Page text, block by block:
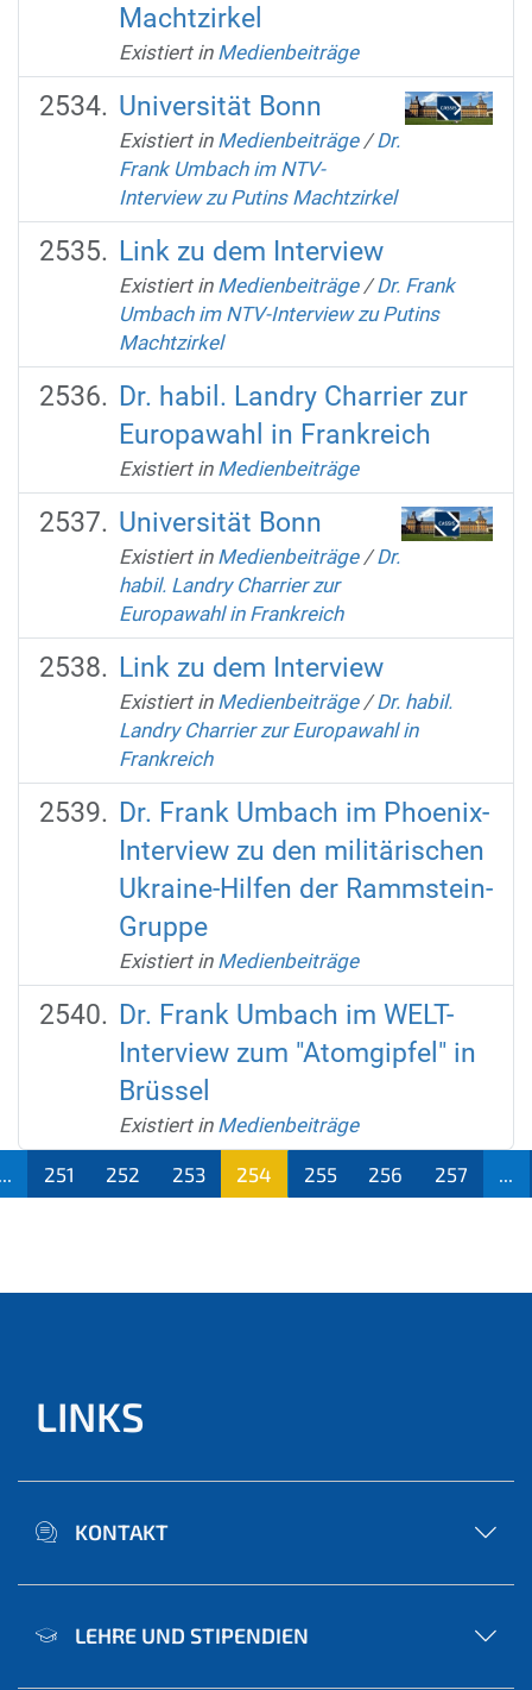
Machtzirkel
Existiert in Medienbeiträge
Universität Bonn
Existiert in Medienbeiträge /Dr.
Frank Umbach im NTV-
Interview zu Putins Machtzirkel
Link zu dem Interview
Existiert in Medienbeiträge /Dr. Frank
Umbach im NTV-Interview zu Putins
Machtzirkel
Dr. habil. Landry Charrier zur
Europawahl in Frankreich
Existiert in Medienbeiträge
Universität Bonn
Existiert in Medienbeiträge /Dr.
habil. Landry Charrier zur
Europawahl in Frankreich
Link zu dem Interview
Existiert in Medienbeiträge /Dr. habil.
Landry Charrier zur Europawahl in
Frankreich
Dr. Frank Umbach im Phoenix-
Interview zu den militärischen
Ukraine-Hilfen der Rammstein-
Gruppe
Existiert in Medienbeiträge
Dr. Frank Umbach im WELT-
Interview zum "Atomgipfel" in
Brüssel
Existiert in Medienbeiträge
251 252 253
254
255 256 257
LINKS
KONTAKT
LEHRE UND STIPENDIEN